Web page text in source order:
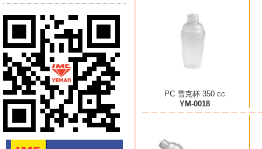
PC 雪克杯 350 cc
YM-0018